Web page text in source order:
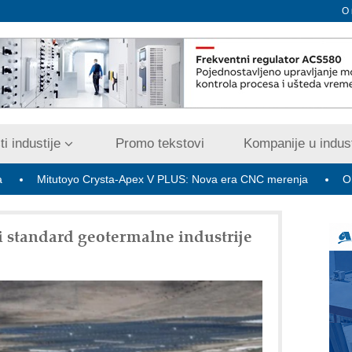
O
industije Promo tekstovi Kompanije u
Crysta-Apex V PLUS: Nova era CNC merenja OBO
geotermalne industrije